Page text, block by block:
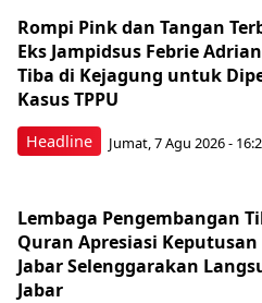
Headline
Rompi Pink dan Tangan
Eks Jampidsus Febrie
Tiba di Kejagung untuk
Kasus TPPU
Jumat, 7 Agu 2026 -
Lembaga Pengembangan
Quran Apresiasi Keputusan
Jabar Selenggarakan
Jabar